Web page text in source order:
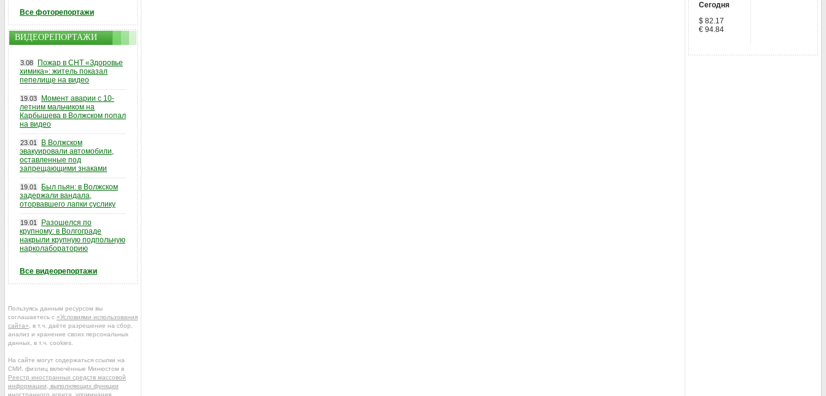
Все фоторепортажи
ВИДЕОРЕПОРТАЖИ
3.08
Пожар в СНТ «Здоровье
химика»: житель показал
пепелище на видео
19.03
Момент аварии с 10-
летним мальчиком на
Карбышева в Волжском попал
на видео
23.01
В Волжском
эвакуировали автомобили,
оставленные под
запрещающими знаками
19.01
Был пьян: в Волжском
задержали вандала,
оторвавшего лапки суслику
19.01
Разошелся по
крупному: в Волгограде
накрыли крупную подпольную
нарколабораторию
Все видеорепортажи
Пользуясь данным ресурсом вы
соглашаетесь с «Условиями использования
сайта» , в т.ч. даёте разрешение на сбор,
анализ и хранение своих персональных
данных, в т.ч. cookies.
На сайте могут содержаться ссылки на
СМИ, физлиц включённые Минюстом в
Реестр иностранных средств массовой
информации, выполняющих функции
иностранного агента , упоминания
Сегодня
$ 82.17
€ 94.84